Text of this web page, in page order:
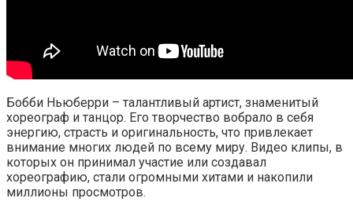
Бобби Ньюберри – талантливый артист, знаменитый
хореограф и танцор. Его творчество вобрало в себя
энергию, страсть и оригинальность, что привлекает
внимание многих людей по всему миру. Видео клипы, в
которых он принимал участие или создавал
хореографию, стали огромными хитами и накопили
миллионы просмотров.